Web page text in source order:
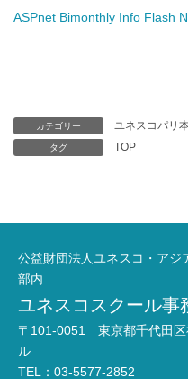
ASPnet Bimonthly Info Flash
カテゴリー ユネスコパリ
タグ TOP
公益財団法人ユネスコ・ア
部内
ユネスコスクール事
〒101-0051 東京都千代田
ル
TEL：03-5577-2852